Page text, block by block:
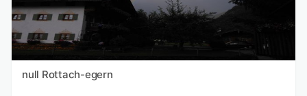
null Rottach-egern